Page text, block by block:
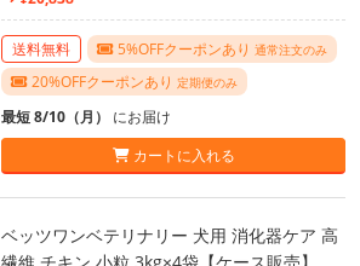
送料無料 5%OFFクーポンあり 通常注文のみ
20%OFFクーポンあり 定期便のみ
最短 8/10（月） にお届け
カートに入れる
ベッツワンベテリナリー 犬用 消化器ケア 高